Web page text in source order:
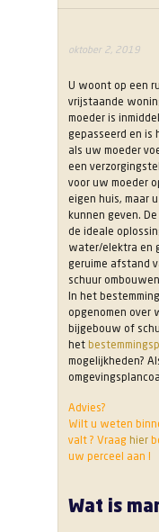
oktober 2, 2019
U woont op een
vrijstaande
moeder is
gepasseerd en is
als uw moeder
een
voor uw moeder
eigen huis, maar
kunnen geven.
de ideale
water/elektra en
geruime afstand
schuur
In het
opgenomen over
bijgebouw of
het
mogelijkheden?
Advies?
Wilt u weten
valt ? Vraag hier
uw perceel aan !
Wat is